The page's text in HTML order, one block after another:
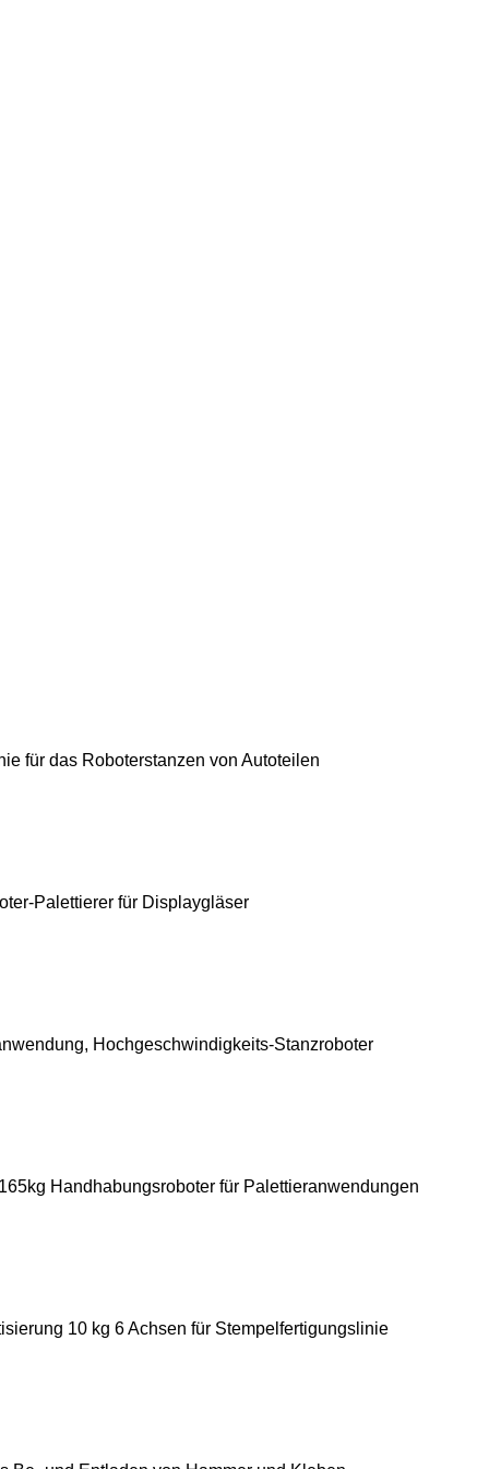
für das Roboterstanzen von Autoteilen
Palettierer für Displaygläser
Hochgeschwindigkeits-Stanzroboter
Handhabungsroboter für Palettieranwendungen
10 kg 6 Achsen für Stempelfertigungslinie